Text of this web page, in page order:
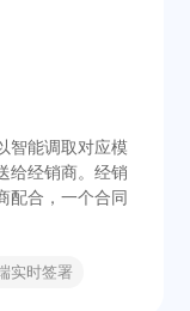
智能调取对应模
给经销商。经销
配合，一个合同
实时签署